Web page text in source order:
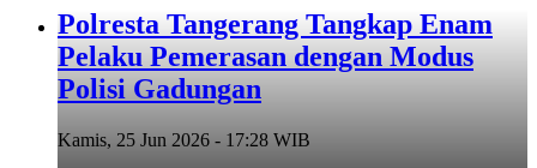
Polresta Tangerang Tangkap Enam
Pelaku Pemerasan dengan Modus
Polisi Gadungan
Kamis, 25 Jun 2026 - 17:28 WIB